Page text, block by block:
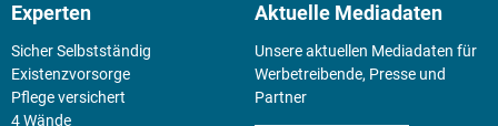
Experten
Sicher Selbstständig
Existenz­vorsorge
Pflege versichert
4 Wände
Aktuelle Mediadaten
Unsere aktuellen Mediadaten für
Werbetreibende, Presse und
Partner